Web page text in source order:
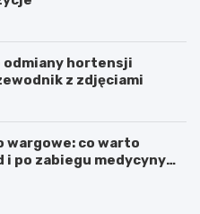
odmiany hortensji
z zdjęciami
wargowe: co warto
i po zabiegu medycyny